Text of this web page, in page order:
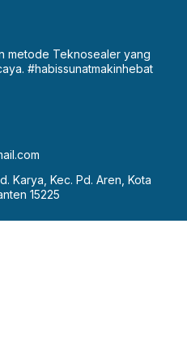
metode Teknosealer yang
#habissunatmakinhebat
Karya, Kec. Pd. Aren, Kota
15225